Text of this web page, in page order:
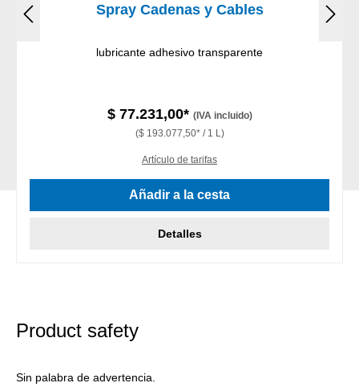
Spray Cadenas y Cables
lubricante adhesivo transparente
$ 77.231,00* (IVA incluido)
($ 193.077,50* / 1 L)
Artículo de tarifas
Añadir a la cesta
Detalles
Product safety
Sin palabra de advertencia.